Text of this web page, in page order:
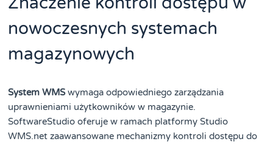
nowoczesnych systemach
magazynowych
System WMSwymaga odpowiedniego zarządzania
uprawnieniami użytkowników w magazynie.
SoftwareStudio oferuje w ramach platformy Studio
WMS.net zaawansowane mechanizmy kontroli dostępu do